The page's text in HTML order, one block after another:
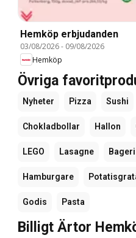
Hemköp erbjudanden
03/08/2026- 09/08/2026
Hemköp
Övriga
Nyheter Pizza Sushi
Chokladbollar Hallon
LEGO Lasagne Bageri
Hamburgare
Godis Pasta
Billigt Ärtor